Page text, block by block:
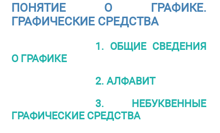
ПОНЯТИЕ О ГРАФИКЕ.
ГРАФИЧЕСКИЕ СРЕДСТВА
1. ОБЩИЕ СВЕДЕНИЯ
О ГРАФИКЕ
2. АЛФАВИТ
3. НЕБУКВЕННЫЕ
ГРАФИЧЕСКИЕ СРЕДСТВА